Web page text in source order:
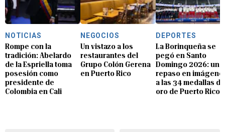
NOTICIAS
Rompe con la
tradición: Abelardo
de la Espriella toma
posesión como
presidente de
Colombia en Cali
NEGOCIOS
Un vistazo a los
restaurantes del
Grupo Colón Gerena
en Puerto Rico
DEPORTES
La Borinqueña se
pegó en Santo
Domingo 2026: un
repaso en
a las 34 medallas de
oro de Puerto Rico